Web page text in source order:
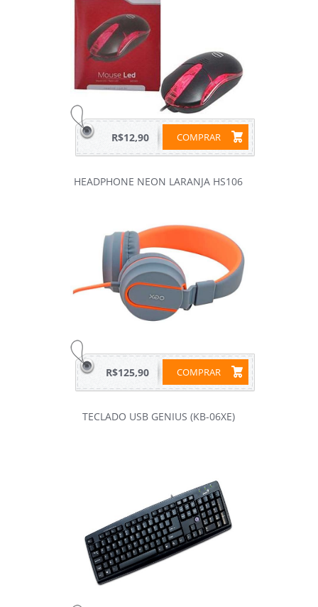
COMPRAR
R$12,90
HEADPHONE NEON LARANJA HS106
COMPRAR
R$125,90
TECLADO USB GENIUS (KB-06XE)